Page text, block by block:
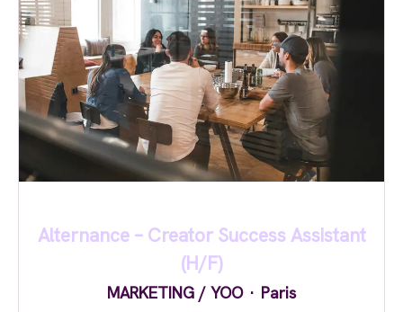
Alternance – Creator Success Assistant
(H/F)
MARKETING / YOO · Paris